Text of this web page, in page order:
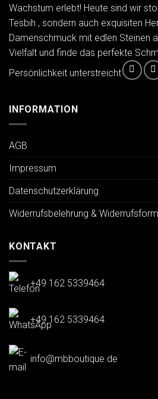
Wachstum erlebt! Heute sind wir
Tesbih , sondern auch exquisiten
Damenschmuck mit edlen Steinen
Vielfalt und finde das perfekte
Persönlichkeit unterstreicht
INFORMATION
AGB
Impressum
Datenschutzerklärung
Widerrufsbelehrung &
KONTAKT
+49 162 5339464
+49 162 5339464
info@mbboutique.de